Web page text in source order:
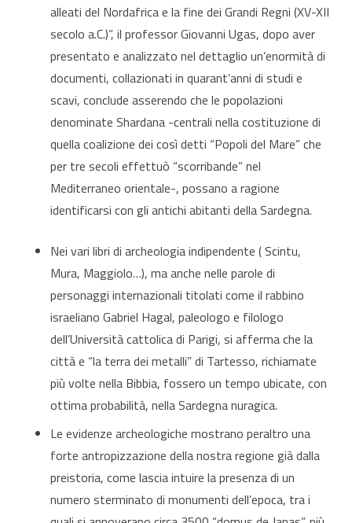
alleati del Nordafrica e la fine dei Grandi Regni (XV-XII
secolo a.C.)”, il professor Giovanni Ugas, dopo aver
presentato e analizzato nel dettaglio un’enormità di
documenti, collazionati in quarant’anni di studi e
scavi, conclude asserendo che le popolazioni
denominate Shardana -centrali nella costituzione di
quella coalizione dei così detti “Popoli del Mare” che
per tre secoli effettuò “scorribande” nel
Mediterraneo orientale-, possano a ragione
identificarsi con gli antichi abitanti della Sardegna.
Nei vari libri di archeologia indipendente ( Scintu,
Mura, Maggiolo…), ma anche nelle parole di
personaggi internazionali titolati come il rabbino
israeliano Gabriel Hagal, paleologo e filologo
dell’Università cattolica di Parigi, si afferma che la
città e “la terra dei metalli” di Tartesso, richiamate
più volte nella Bibbia, fossero un tempo ubicate, con
ottima probabilità, nella Sardegna nuragica.
Le evidenze archeologiche mostrano peraltro una
forte antropizzazione della nostra regione già dalla
preistoria, come lascia intuire la presenza di un
numero sterminato di monumenti dell’epoca, tra i